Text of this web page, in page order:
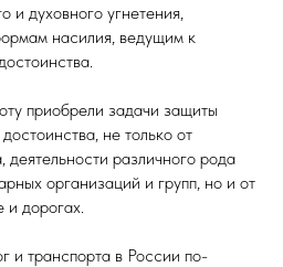
и духовного угнетения,
насилия, ведущим к
приобрели задачи защиты
не только от
деятельности различного рода
организаций и групп, но и от
и дорогах.
и транспорта в России по-